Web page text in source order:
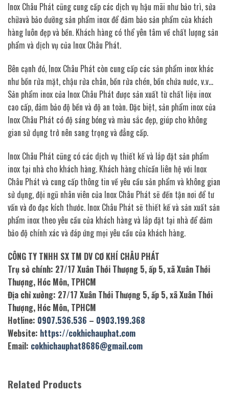
Inox Châu Phát cũng cung cấp các dịch vụ hậu mãi như bảo trì, sửa
chữavà bảo dưỡng sản phẩm inox để đảm bảo sản phẩm của khách
hàng luôn đẹp và bền. Khách hàng có thể yên tâm về chất lượng sản
phẩm và dịch vụ của Inox Châu Phát.
Bên cạnh đó, Inox Châu Phát còn cung cấp các sản phẩm inox khác
như bồn rửa mặt, chậu rửa chân, bồn rửa chén, bồn chứa nước, v.v…
Sản phẩm inox của Inox Châu Phát được sản xuất từ chất liệu inox
cao cấp, đảm bảo độ bền và độ an toàn. Đặc biệt, sản phẩm inox của
Inox Châu Phát có độ sáng bóng và màu sắc đẹp, giúp cho không
gian sử dụng trở nên sang trọng và đẳng cấp.
Inox Châu Phát cũng có các dịch vụ thiết kế và lắp đặt sản phẩm
inox tại nhà cho khách hàng. Khách hàng chỉcần liên hệ với Inox
Châu Phát và cung cấp thông tin về yêu cầu sản phẩm và không gian
sử dụng, đội ngũ nhân viên của Inox Châu Phát sẽ đến tận nơi để tư
vấn và đo đạc kích thước. Inox Châu Phát sẽ thiết kế và sản xuất sản
phẩm inox theo yêu cầu của khách hàng và lắp đặt tại nhà để đảm
bảo độ chính xác và đáp ứng mọi yêu cầu của khách hàng.
CÔNG TY TNHH SX TM DV CƠ KHÍ CHÂU PHÁT
Trụ sở chính: 27/17 Xuân Thới Thượng 5, ấp 5, xã Xuân Thới
Thượng, Hóc Môn, TPHCM
Địa chỉ xưởng: 27/17 Xuân Thới Thượng 5, ấp 5, xã Xuân Thới
Thượng, Hóc Môn, TPHCM
Hotline: 0907.536.536 – 0903.199.368
Website: https://cokhichauphat.com
Email: cokhichauphat8686@gmail.com
Related Products